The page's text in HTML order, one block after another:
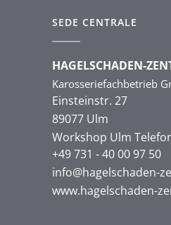
SEDE CENTRALE
HAGELSCHADEN-
Karosseriefachbetrieb
Einsteinstr. 27
89077 Ulm
Workshop Ulm
+49 731 - 40 00 97 50
info@hagelschaden-
www.hagelschaden-